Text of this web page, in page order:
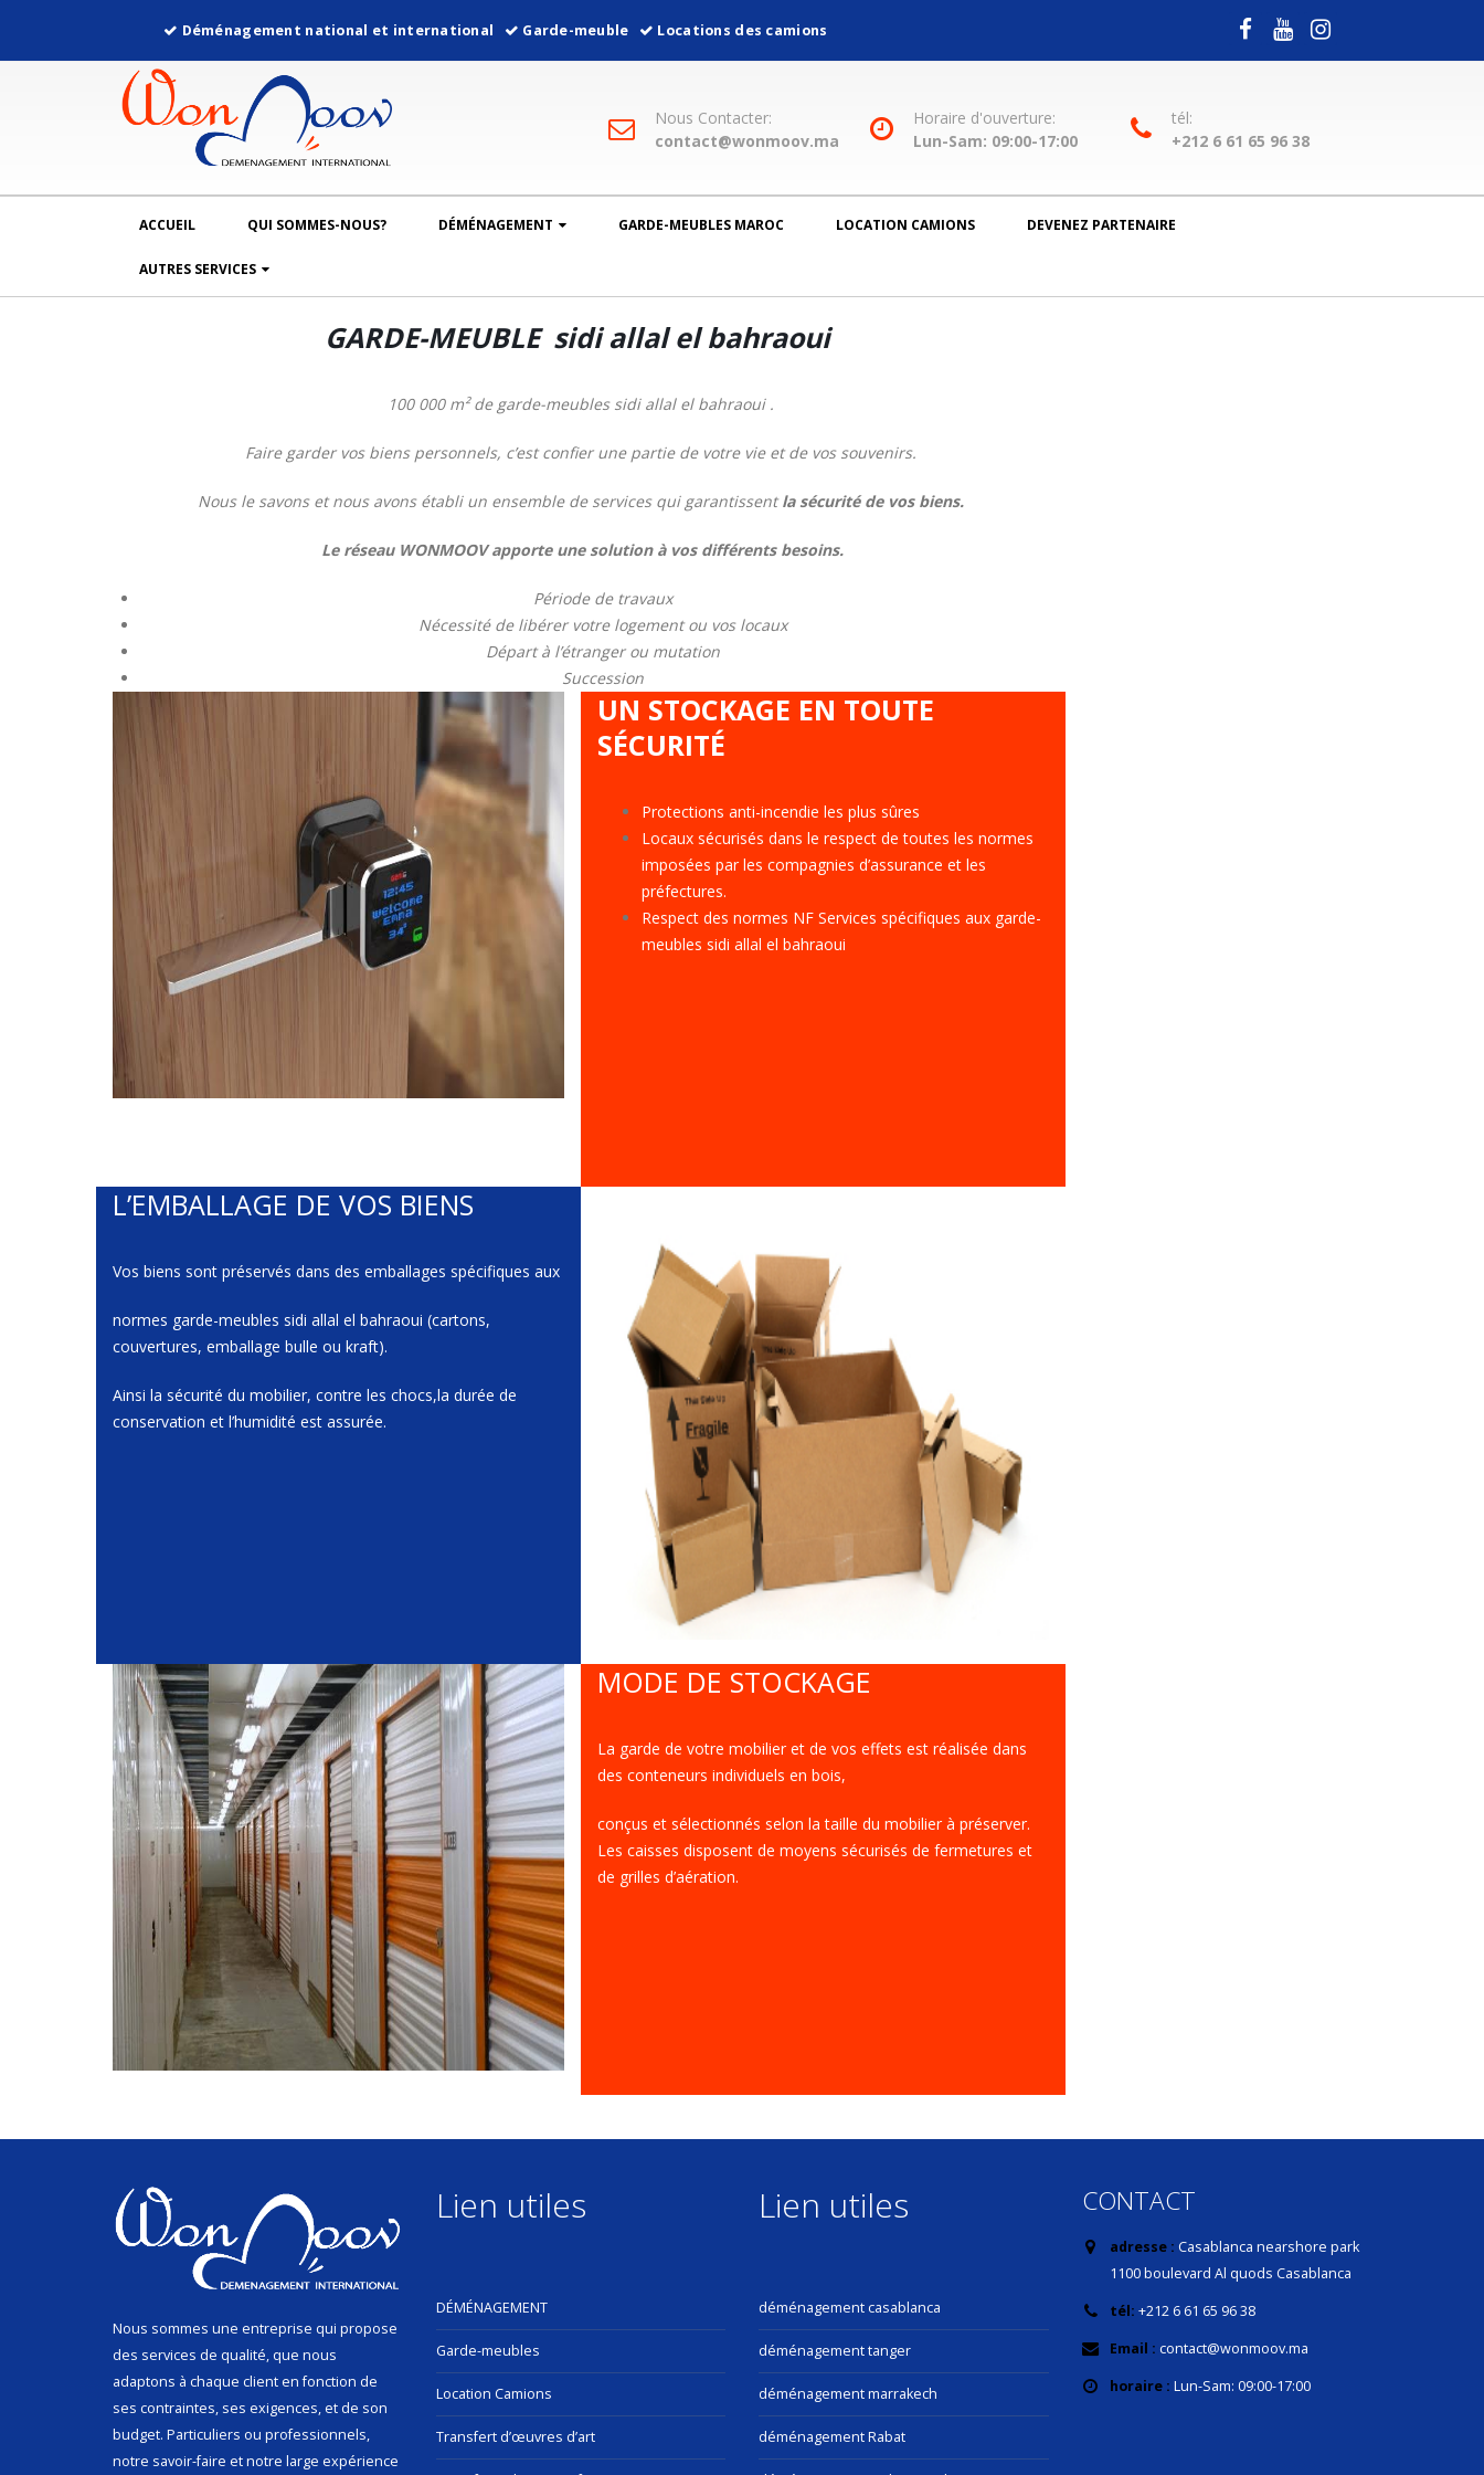
Déménagement national et international Garde-meuble Locations des camions
Nous Contacter:
contact@wonmoov.ma
Horaire d'ouverture:
Lun-Sam: 09:00-17:00
tél:
+212 6 61 65 96 38
ACCUEIL QUI SOMMES-NOUS? DÉMÉNAGEMENT GARDE-MEUBLES MAROC LOCATION CAMIONS DEVENEZ PARTENAIRE
AUTRES SERVICES
GARDE-MEUBLE sidi allal el bahraoui
100 000 m² de garde-meubles sidi allal el bahraoui .
Faire garder vos biens personnels, c’est confier une partie de votre vie et de vos souvenirs.
Nous le savons et nous avons établi un ensemble de services qui garantissentla sécurité de vos biens.
Le réseau WONMOOV apporte une solution à vos différents besoins.
Période de travaux
Nécessité de libérer votre logement ou vos locaux
Départ à l’étranger ou mutation
Succession
UN STOCKAGE EN TOUTE
SÉCURITÉ
Protections anti-incendie les plus sûres
Locaux sécurisés dans le respect de toutes les normes
imposées par les compagnies d’assurance et les
préfectures.
Respect des normes NF Services spécifiques aux garde-
meubles sidi allal el bahraoui
L’EMBALLAGE DE VOS BIENS
Vos biens sont préservés dans des emballages spécifiques aux
normes garde-meubles sidi allal el bahraoui (cartons,
couvertures, emballage bulle ou kraft).
Ainsi la sécurité du mobilier, contre les chocs,la durée de
conservation et l’humidité est assurée.
MODE DE STOCKAGE
La garde de votre mobilier et de vos effets est réalisée dans
des conteneurs individuels en bois,
conçus et sélectionnés selon la taille du mobilier à préserver.
Les caisses disposent de moyens sécurisés de fermetures et
de grilles d’aération.
Nous sommes une entreprise qui propose
des services de qualité, que nous
adaptons à chaque client en fonction de
ses contraintes, ses exigences, et de son
budget. Particuliers ou professionnels,
notre savoir-faire et notre large expérience
Lien utiles
DÉMÉNAGEMENT
Garde-meubles
Location Camions
Transfert d’œuvres d’art
Lien utiles
déménagement casablanca
déménagement tanger
déménagement marrakech
déménagement Rabat
CONTACT
adresse : Casablanca nearshore park
1100 boulevard Al quods Casablanca
tél: +212 6 61 65 96 38
Email : contact@wonmoov.ma
horaire : Lun-Sam: 09:00-17:00